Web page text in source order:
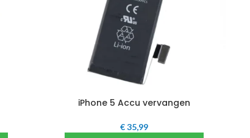
iPhone 5 Accu vervangen
€35,99